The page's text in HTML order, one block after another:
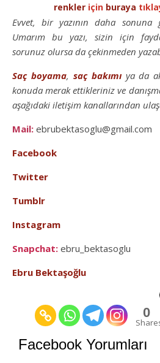
renkleriçin buraya
Evvet, bir yazının daha sonuna
Umarım bu yazı, sizin için
sorunuz olursa da çekinmeden
Saç boyama, saç bakımıya da
konuda merak ettikleriniz ve
aşağıdaki iletişim kanallarından
Mail: ebrubektasoglu@gmail.com
Facebook
Twitter
Tumblr
Instagram
Snapchat: ebru_bektasoglu
Ebru Bektaşoğlu
0
Facebook Yorumları